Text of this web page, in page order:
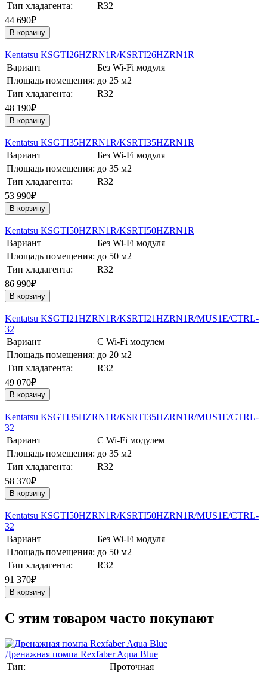
Тип хладагента:
R32
44 690₽
В корзину
Kentatsu KSGTI26HZRN1R/KSRTI26HZRN1R
Вариант
Без Wi-Fi модуля
Площадь помещения: до 25 м2
Тип хладагента:
R32
48 190₽
В корзину
Kentatsu KSGTI35HZRN1R/KSRTI35HZRN1R
Вариант
Без Wi-Fi модуля
Площадь помещения: до 35 м2
Тип хладагента:
R32
53 990₽
В корзину
Kentatsu KSGTI50HZRN1R/KSRTI50HZRN1R
Вариант
Без Wi-Fi модуля
Площадь помещения: до 50 м2
Тип хладагента:
R32
86 990₽
В корзину
Kentatsu KSGTI21HZRN1R/KSRTI21HZRN1R/MUS1E/CTRL-
32
Вариант
С Wi-Fi модулем
Площадь помещения: до 20 м2
Тип хладагента:
R32
49 070₽
В корзину
Kentatsu KSGTI35HZRN1R/KSRTI35HZRN1R/MUS1E/CTRL-
32
Вариант
С Wi-Fi модулем
Площадь помещения: до 35 м2
Тип хладагента:
R32
58 370₽
В корзину
Kentatsu KSGTI50HZRN1R/KSRTI50HZRN1R/MUS1E/CTRL-
32
Вариант
Без Wi-Fi модуля
Площадь помещения: до 50 м2
Тип хладагента:
R32
91 370₽
В корзину
C этим товаром часто покупают
Дренажная помпа Rexfaber Aqua Blue
Тип:
Проточная